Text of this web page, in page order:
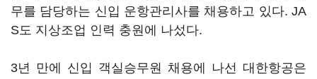
무를 담당하는 신입 운항관리사를 채용하고 있다. JA
S도 지상조업 인력 충원에 나섰다.
3년 만에 신입 객실승무원 채용에 나선 대한항공은